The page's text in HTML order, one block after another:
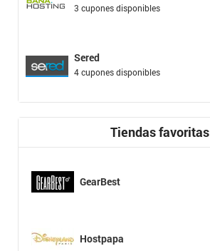
3 cupones disponibles
Sered
4 cupones disponibles
Tiendas favoritas
GearBest
Hostpapa